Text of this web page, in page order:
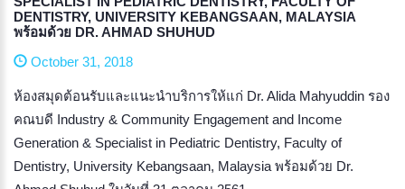
DENTISTRY, UNIVERSITY KEBANGSAAN, MALAYSIA
พร้อมด้วย DR. AHMAD SHUHUD
October 31, 2018
ห้องสมุดต้อนรับและแนะนำบริการให้แก่ Dr. Alida Mahyuddin รอง
คณบดี Industry & Community Engagement and Income
Generation & Specialist in Pediatric Dentistry, Faculty of
Dentistry, University Kebangsaan, Malaysia พร้อมด้วย Dr.